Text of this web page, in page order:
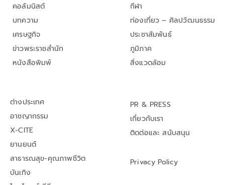
คอลัมนิสต์
บทความ
เศรษฐกิจ
ข่าวพระราชสำนัก
หนังสือพิมพ์
กีฬา
ท่องเที่ยว – ศิลปวัฒนธรรม
ประชาสัมพันธ์
ภูมิภาค
สิ่งแวดล้อม
ต่างประเทศ
อาชญากรรม
X-CITE
ยานยนต์
สาธารณสุข-คุณภาพชีวิต
บันเทิง
PR & PRESS
เกี่ยวกับเรา
ติดต่อและ สนับสนุน
Privacy Policy